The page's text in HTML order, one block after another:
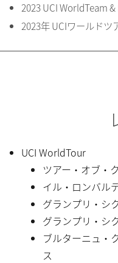
2023 UCI WorldTeam
2023年 UCIワールドツ
UCI WorldTour
ツアー・オブ・
イル・ロンバル
グランプリ・シ
グランプリ・シ
ブルターニュ・
ス